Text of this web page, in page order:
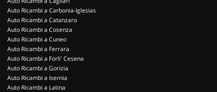
Auto Ricambi a Carbonia-Iglesias
Auto Ricambi a Catanzaro
Auto Ricambi a Cosenza
Auto Ricambi a Cuneo
Auto Ricambi a Ferrara
Auto Ricambi a Forli' Cesena
Auto Ricambi a Gorizia
Auto Ricambi a Isernia
Auto Ricambi a Latina